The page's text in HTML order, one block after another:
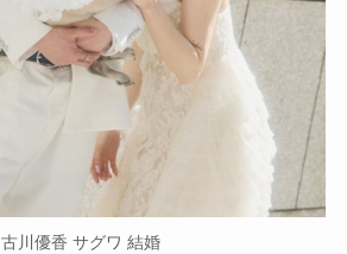
古川優香 サグワ 結婚